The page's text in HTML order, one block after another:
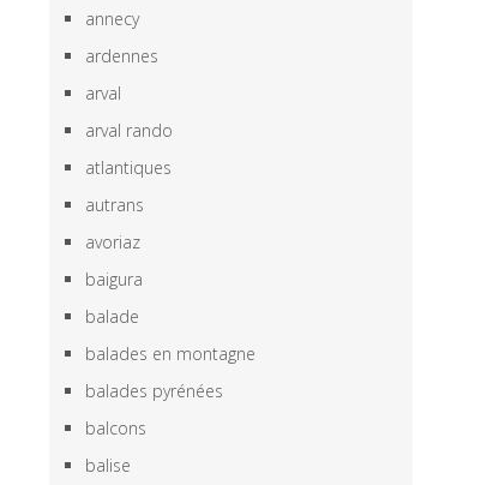
annecy
ardennes
arval
arval rando
atlantiques
autrans
avoriaz
baigura
balade
balades en montagne
balades pyrénées
balcons
balise